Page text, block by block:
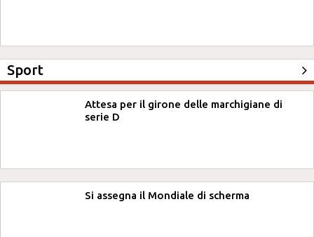
Sport
Attesa per il girone delle marchigiane di
serie D
Si assegna il Mondiale di scherma